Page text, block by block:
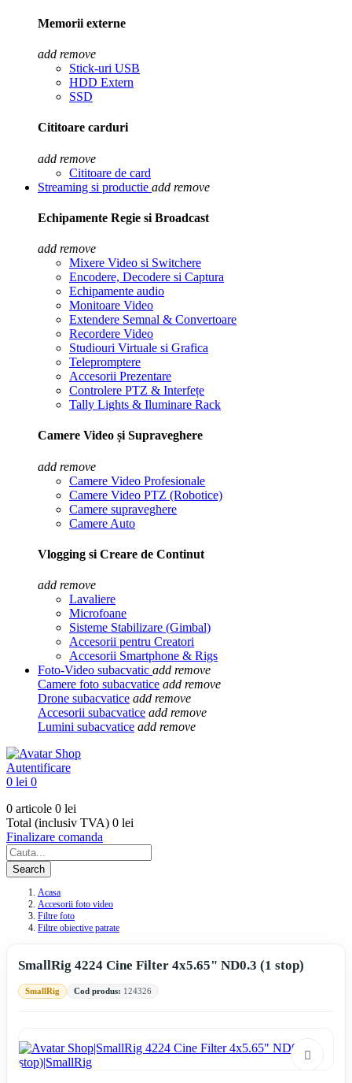
Memorii externe
add remove
Stick-uri USB
HDD Extern
SSD
Cititoare carduri
add remove
Cititoare de card
Streaming si productie add remove
Echipamente Regie si Broadcast
add remove
Mixere Video si Switchere
Encodere, Decodere si Captura
Echipamente audio
Monitoare Video
Extendere Semnal & Convertoare
Recordere Video
Studiouri Virtuale si Grafica
Telepromptere
Accesorii Prezentare
Controlere PTZ & Interfețe
Tally Lights & Iluminare Rack
Camere Video și Supraveghere
add remove
Camere Video Profesionale
Camere Video PTZ (Robotice)
Camere supraveghere
Camere Auto
Vlogging si Creare de Continut
add remove
Lavaliere
Microfoane
Sisteme Stabilizare (Gimbal)
Accesorii pentru Creatori
Accesorii Smartphone & Rigs
Foto-Video subacvatic add remove
Camere foto subacvatice add remove
Drone subacvatice add remove
Accesorii subacvatice add remove
Lumini subacvatice add remove
Autentificare
0 lei 0
0 articole 0 lei
Total (inclusiv TVA) 0 lei
Finalizare comanda
Search
Acasa
Accesorii foto video
Filtre foto
Filtre obiective patrate
SmallRig 4224 Cine Filter 4x5.65" ND0.3 (1 stop)
SmallRig Cod produs: 124326